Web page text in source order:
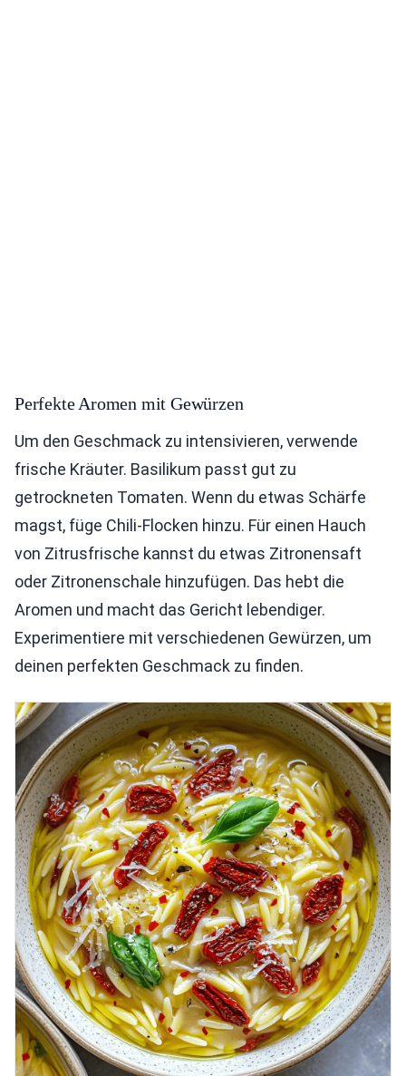
Perfekte Aromen mit Gewürzen
Um den Geschmack zu intensivieren, verwende
frische Kräuter. Basilikum passt gut zu
getrockneten Tomaten. Wenn du etwas Schärfe
magst, füge Chili-Flocken hinzu. Für einen Hauch
von Zitrusfrische kannst du etwas Zitronensaft
oder Zitronenschale hinzufügen. Das hebt die
Aromen und macht das Gericht lebendiger.
Experimentiere mit verschiedenen Gewürzen, um
deinen perfekten Geschmack zu finden.